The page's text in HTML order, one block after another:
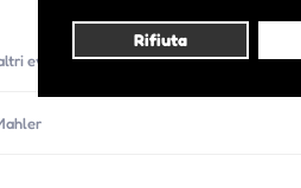
Rifiuta
eventi di questo organizzatore)